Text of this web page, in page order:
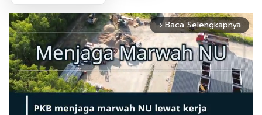
arrow_forward_ios Baca Selengkapnya